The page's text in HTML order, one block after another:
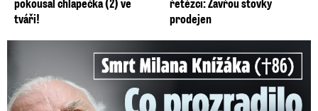
tváři!
prodejen
Smrt Milana Knížáka (†86): Co prozradilo neobvyklé parte?